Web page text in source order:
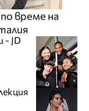
време на
- JD